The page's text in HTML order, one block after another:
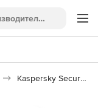
Kaspersky Security для интернет-шлюзов